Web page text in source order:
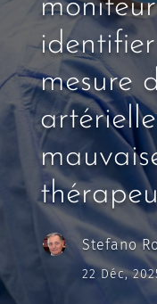
mesure
Stefano
22 Déc,